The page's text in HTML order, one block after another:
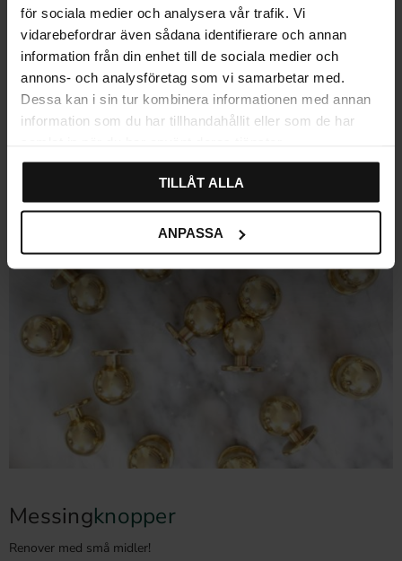
för sociala medier och analysera vår trafik. Vi
vidarebefordrar även sådana identifierare och annan
information från din enhet till de sociala medier och
annons- och analysföretag som vi samarbetar med.
Dessa kan i sin tur kombinera informationen med annan
information som du har tillhandahållit eller som de har
TILLÅT ALLA
ANPASSA
Opdag vores populære kategorier
Messingknopper
Renover med små midler!